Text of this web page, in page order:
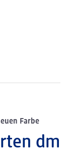
Farbe
dm